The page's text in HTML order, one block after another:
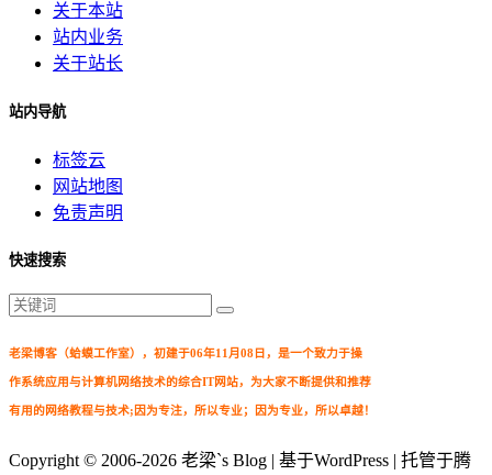
关于本站
站内业务
关于站长
站内导航
标签云
网站地图
免责声明
快速搜索
老梁博客（蛤蟆工作室），初建于06年11月08日，是一个致力于操
作系统应用与计算机网络技术的综合IT网站，为大家不断提供和推荐
有用的网络教程与技术;因为专注，所以专业；因为专业，所以卓越！
Copyright © 2006-2026 老梁`s Blog | 基于WordPress | 托管于腾